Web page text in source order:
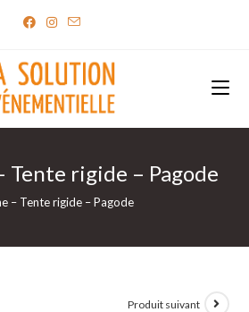
Tente rigide – Pagode
– Tente rigide – Pagode
Produit suivant